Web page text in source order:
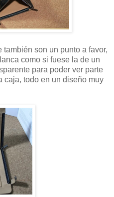
son un punto a favor,
como si fuese la de un
para poder ver parte
caja, todo en un diseño muy